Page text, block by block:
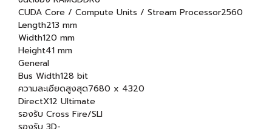
CUDA Core / Compute Units / Stream Processor2560
Length213 mm
Width120 mm
Height41 mm
General
Bus Width128 bit
ความละเอียดสูงสุด7680 x 4320
DirectX12 Ultimate
รองรับ Cross Fire/SLI